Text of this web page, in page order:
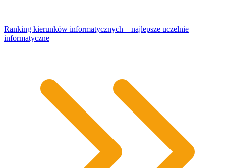
Ranking kierunków informatycznych – najlepsze uczelnie
informatyczne